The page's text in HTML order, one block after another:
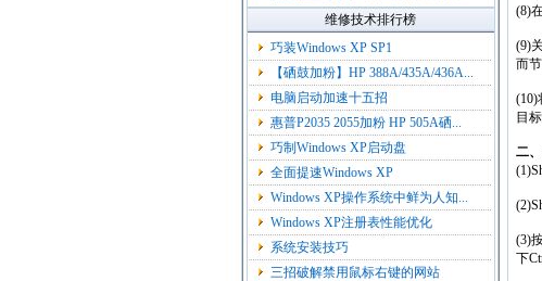
维修技术排行榜
巧装Windows XP SP1
【硒鼓加粉】HP 388A/435A/436A...
电脑启动加速十五招
惠普P2035 2055加粉 HP 505A硒...
巧制Windows XP启动盘
全面提速Windows XP
Windows XP操作系统中鲜为人知...
Windows XP注册表性能优化
系统安装技巧
三招破解禁用鼠标右键的网站
(8)
(9)
而
(10)
目
二
(3)
下